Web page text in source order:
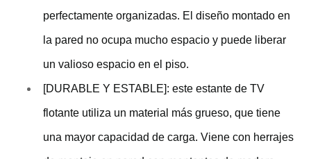
perfectamente organizadas. El diseño montado en
la pared no ocupa mucho espacio y puede liberar
un valioso espacio en el piso.
[DURABLE Y ESTABLE]: este estante de TV
flotante utiliza un material más grueso, que tiene
una mayor capacidad de carga. Viene con herrajes